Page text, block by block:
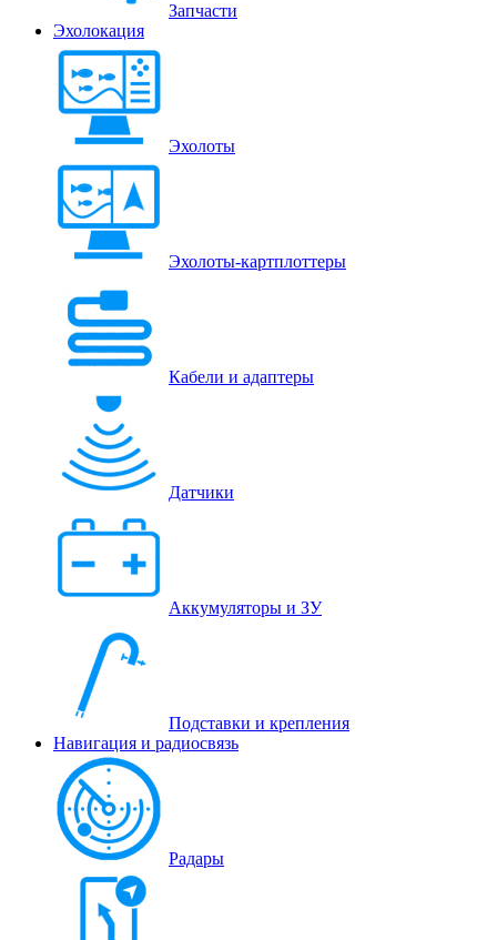
Запчасти
Эхолокация
Эхолоты
Эхолоты-картплоттеры
Кабели и адаптеры
Датчики
Аккумуляторы и ЗУ
Подставки и крепления
Навигация и радиосвязь
Радары